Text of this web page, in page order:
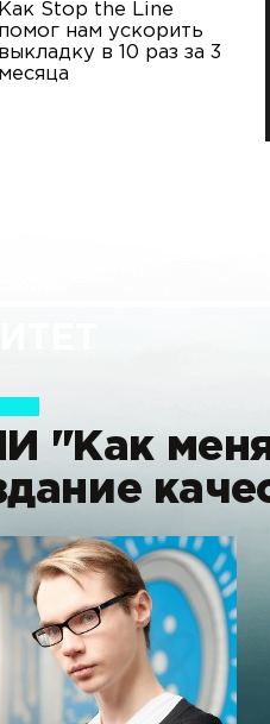
Как Stop the Line
помог нам ускорить
выкладку в 10 раз за 3
месяца
"Как